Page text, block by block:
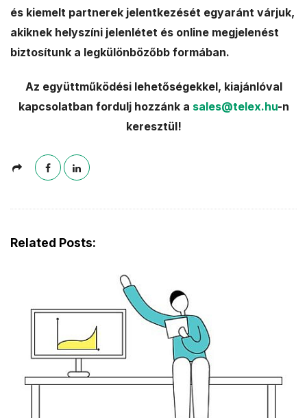
és kiemelt partnerek jelentkezését egyaránt várjuk,
akiknek helyszíni jelenlétet és online megjelenést
biztosítunk a legkülönbözőbb formában.
Az együttműködési lehetőségekkel, kiajánlóval
kapcsolatban fordulj hozzánk a sales@telex.hu-n
keresztül!
Related Posts: